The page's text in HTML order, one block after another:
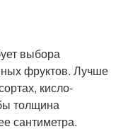
выбора
фруктов. Лучше
кисло-
толщина
сантиметра.